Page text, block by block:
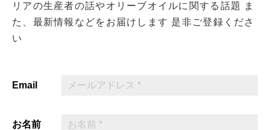
リアの生産者の話やオリーブオイルに関する話題
ま
た、最新情報などをお届けします 是非ご登録くださ
い
Email
お名前